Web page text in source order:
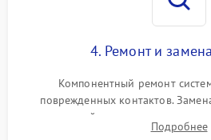
4. Ремонт и
Компонентный ремонт
поврежденных контактов.
двигателей, изношенного
лидара или помпы подачи воды.
Подробнее